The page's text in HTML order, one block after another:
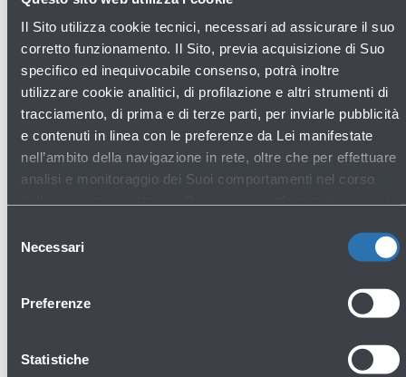
Il Sito utilizza cookie tecnici, necessari ad assicurare il suo
corretto funzionamento. Il Sito, previa acquisizione di Suo
specifico ed inequivocabile consenso, potrà inoltre
utilizzare cookie analitici, di profilazione e altri strumenti di
tracciamento, di prima e di terze parti, per inviarle pubblicità
e contenuti in linea con le preferenze da Lei manifestate
nell’ambito della navigazione in rete, oltre che per effettuare
analisi e monitoraggio dei Suoi comportamenti nel corso
La preghiamo di consultare l'
delNecessari
Preferenze
Statistiche
di viaggiatori previsti in ogni corsa della giornata”.
Per informazioni e prenotazioni è disponibile il sito
www.shuttleriminibologna.it
GALLERY
gallery